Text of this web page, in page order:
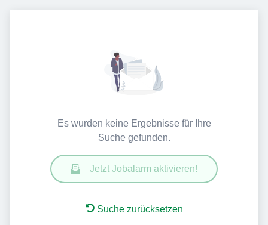
Es wurden keine Ergebnisse für Ihre
Suche gefunden.
Jetzt Jobalarm aktivieren!
Suche zurücksetzen